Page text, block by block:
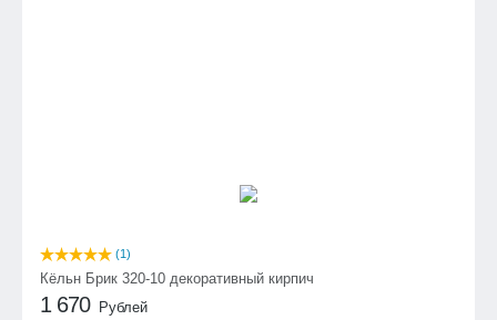
(1)
Кёльн Брик 320-10 декоративный кирпич
1 670 Рублей